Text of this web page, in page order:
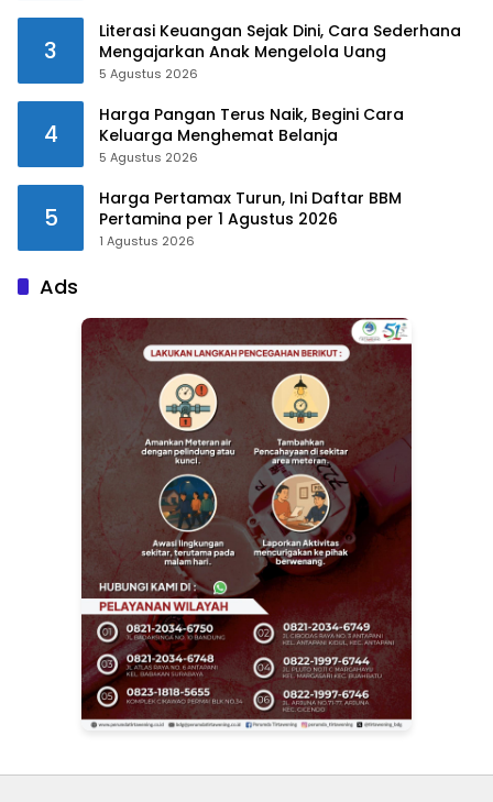
3
Literasi Keuangan Sejak Dini, Cara Sederhana
Mengajarkan Anak Mengelola Uang
5 Agustus 2026
4
Harga Pangan Terus Naik, Begini Cara
Keluarga Menghemat Belanja
5 Agustus 2026
5
Harga Pertamax Turun, Ini Daftar BBM
Pertamina per 1 Agustus 2026
1 Agustus 2026
Ads